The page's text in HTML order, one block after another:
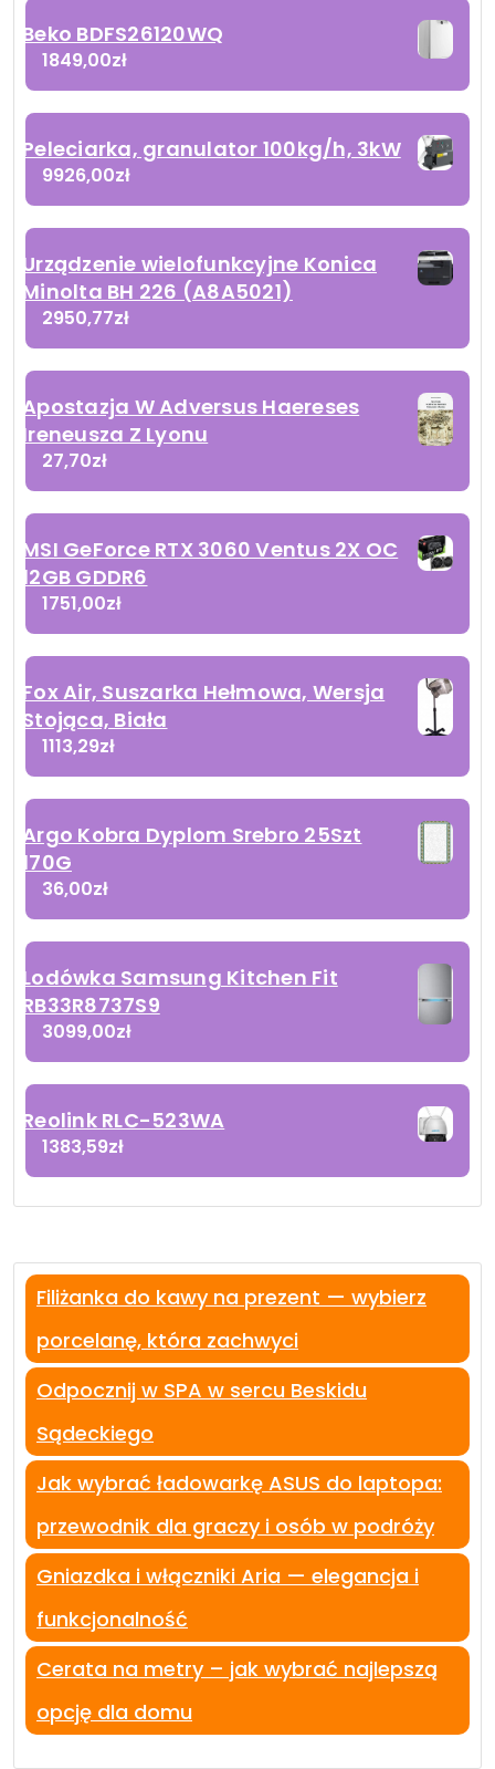
Beko BDFS26120WQ
1849,00zł
Peleciarka, granulator 100kg/h, 3kW
9926,00zł
Urządzenie wielofunkcyjne Konica
Minolta BH 226 (A8A5021)
2950,77zł
Apostazja W Adversus Haereses
Ireneusza Z Lyonu
27,70zł
MSI GeForce RTX 3060 Ventus 2X OC
12GB GDDR6
1751,00zł
Fox Air, Suszarka Hełmowa, Wersja
Stojąca, Biała
1113,29zł
Argo Kobra Dyplom Srebro 25Szt
170G
36,00zł
Lodówka Samsung Kitchen Fit
RB33R8737S9
3099,00zł
Reolink RLC-523WA
1383,59zł
Filiżanka do kawy na prezent — wybierz
porcelanę, która zachwyci
Odpocznij w SPA w sercu Beskidu
Sądeckiego
Jak wybrać ładowarkę ASUS do laptopa:
przewodnik dla graczy i osób w podróży
Gniazdka i włączniki Aria — elegancja i
funkcjonalność
Cerata na metry – jak wybrać najlepszą
opcję dla domu